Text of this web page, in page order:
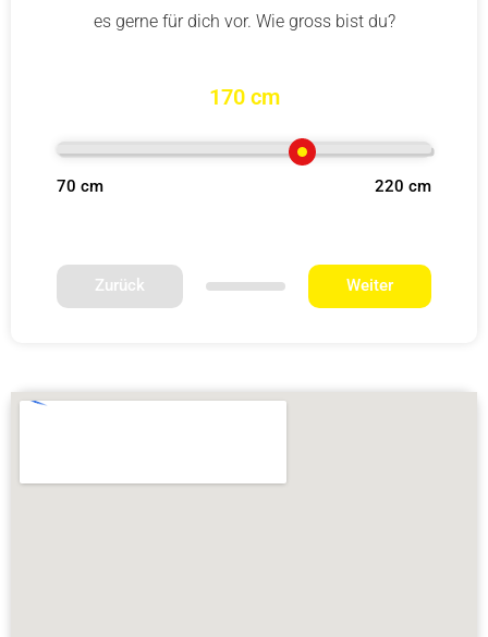
es gerne für dich vor. Wie gross bist du?
170 cm
70 cm 220 cm
Zurück Weiter